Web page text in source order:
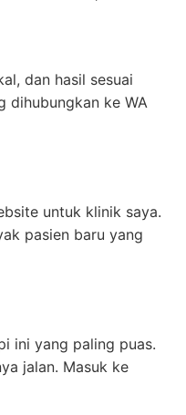
dan hasil sesuai
dihubungkan ke WA
untuk klinik saya.
pasien baru yang
ini yang paling puas.
jalan. Masuk ke